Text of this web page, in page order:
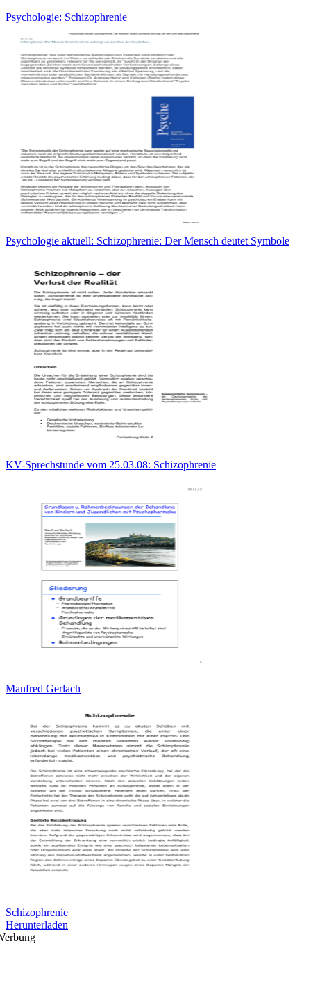
Psychologie: Schizophrenie
Psychologie aktuell: Schizophrenie: Der Mensch deutet Symbole
KV-Sprechstunde vom 25.03.08: Schizophrenie
Manfred Gerlach
Schizophrenie
Herunterladen